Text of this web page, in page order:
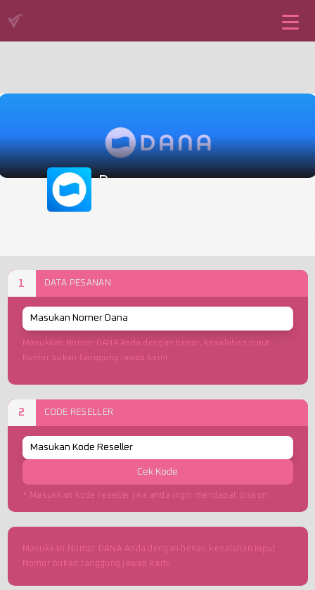
Dana
1 DATA PESANAN
Masukkan Nomor DANA Anda dengan benar, kesalahan input
Nomor bukan tanggung jawab kami.
2 CODE RESELLER
Cek Kode
* Masukkan kode reseller jika anda ingin mendapat diskon
Masukkan Nomor DANA Anda dengan benar, kesalahan input
Nomor bukan tanggung jawab kami.